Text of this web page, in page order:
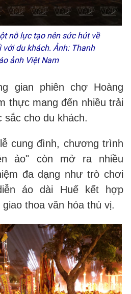
nỗ lực tạo nên sức hút về
với du khách. Ảnh: Thanh
ảnh Việt Nam
gian phiên chợ Hoàng
thực mang đến nhiều trải
sắc cho du khách.
cung đình, chương trình
ảo" còn mở ra nhiều
đa dạng như trò chơi
áo dài Huế kết hợp
thoa văn hóa thú vị.